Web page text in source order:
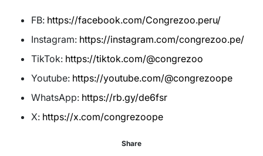
Share
FB: https://facebook.com/Congrezoo.peru/
Instagram: https://instagram.com/congrezoo.pe/
TikTok: https://tiktok.com/@congrezoo
Youtube: https://youtube.com/@congrezoope
WhatsApp: https://rb.gy/de6fsr
X: https://x.com/congrezoope